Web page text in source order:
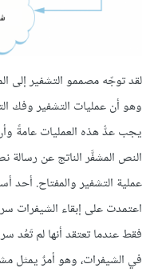
يجب عدُّ هذه العمليات عامةً
النص المشفَّر الناتج عن
عملية التشفير والمفتاح. أحد
اعتمدت على إبقاء الشيفرات
فقط عندما تعتقد أنها لم تَعُد
في الشيفرات، وهو أمرٌ يمثل